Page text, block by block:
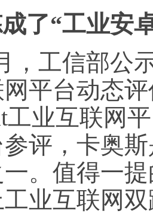
了“工业安
，工信部公
平台动态
工业互联网
评，卡奥
。值得一
业互联网